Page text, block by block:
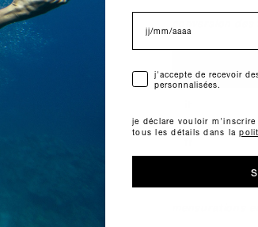
forte_forte
data di nascita
consensoj'accepte de recevoir
personnalisées.
je déclare vouloir
tous les détails dans la